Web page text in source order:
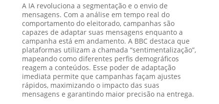
A IA revoluciona a segmentação e o envio de
mensagens. Com a análise em tempo real do
comportamento do eleitorado, campanhas são
capazes de adaptar suas mensagens enquanto a
campanha está em andamento. A BBC destaca que
plataformas utilizam a chamada “sentimentalização”,
mapeando como diferentes perfis demográficos
reagem a conteúdos. Esse poder de adaptação
imediata permite que campanhas façam ajustes
rápidos, maximizando o impacto das suas
mensagens e garantindo maior precisão na entrega.